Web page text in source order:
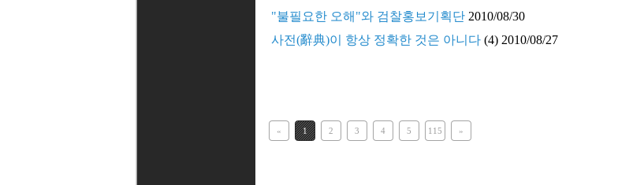
"불필요한 오해"와 검찰홍보기획단 2010/08/30
사전(辭典)이 항상 정확한 것은 아니다 (4) 2010/08/27
« 1 2 3 4 5 115 »